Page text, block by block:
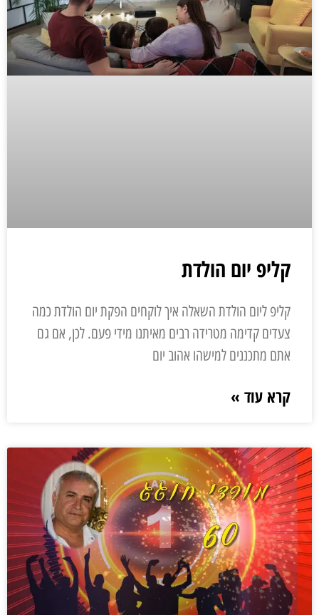
קליפ יום הולדת
קליפ ליום הולדת השאלה איך לוקחים הפקת יום הולדת כמה
צעדים קדימה מטרידה רבים מאיתנו מידי פעם. לכן, אם גם
אתם מתכננים למישהו אהוב יום
קרא עוד »